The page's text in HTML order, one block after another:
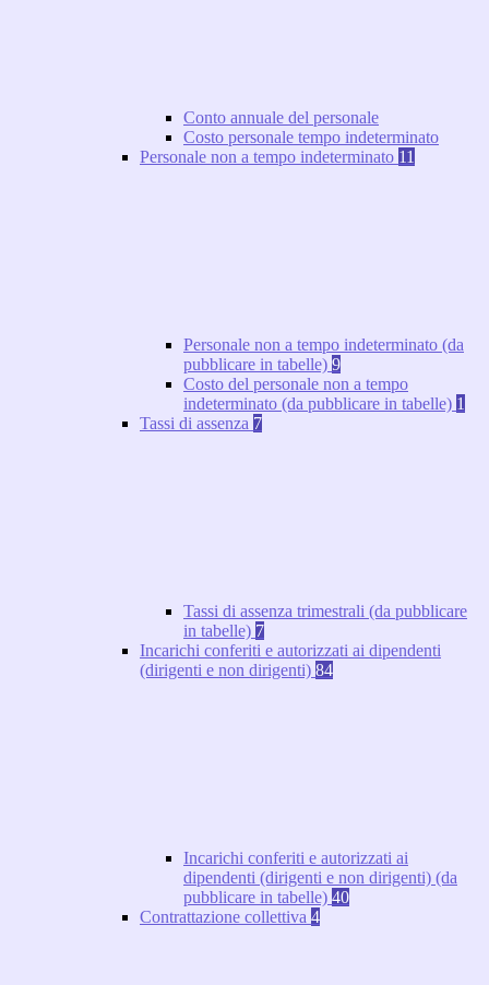
Conto annuale del personale
Costo personale tempo indeterminato
Personale non a tempo indeterminato 11
Personale non a tempo indeterminato (da
pubblicare in tabelle) 9
Costo del personale non a tempo
indeterminato (da pubblicare in tabelle) 1
Tassi di assenza 7
Tassi di assenza trimestrali (da pubblicare
in tabelle) 7
Incarichi conferiti e autorizzati ai dipendenti
(dirigenti e non dirigenti) 84
Incarichi conferiti e autorizzati ai
dipendenti (dirigenti e non dirigenti) (da
pubblicare in tabelle) 40
Contrattazione collettiva 4